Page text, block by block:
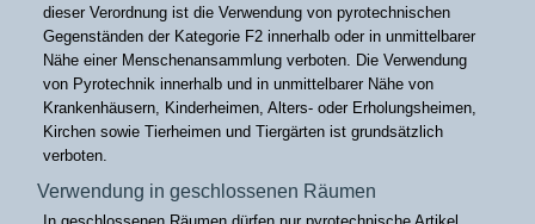
dieser Verordnung ist die Verwendung von pyrotechnischen
Gegenständen der Kategorie F2 innerhalb oder in unmittelbarer
Nähe einer Menschenansammlung verboten. Die Verwendung
von Pyrotechnik innerhalb und in unmittelbarer Nähe von
Krankenhäusern, Kinderheimen, Alters- oder Erholungsheimen,
Kirchen sowie Tierheimen und Tiergärten ist grundsätzlich
verboten.
Verwendung in geschlossenen Räumen